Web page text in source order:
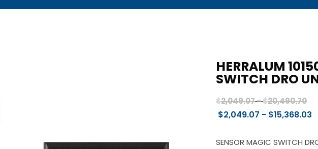
HERRALUM
SWITCH DRO
$2,049.07-$20,490.70
de
$2,049.07 - $15,368.03
SENSOR MAGIC SWITCH